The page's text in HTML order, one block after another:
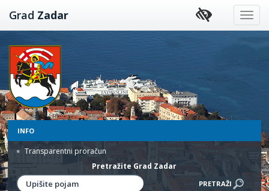
Preskoči
na
Grad Zadar
INFO
Transparentni proračun
Pretražite Grad Zadar